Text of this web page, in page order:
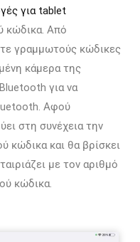
για tablet
κώδικα. Από
γραμμωτούς κώδικες
κάμερα της
για να
Αφού
στη συνέχεια την
και θα βρίσκει
με τον αριθμό
κώδικα.